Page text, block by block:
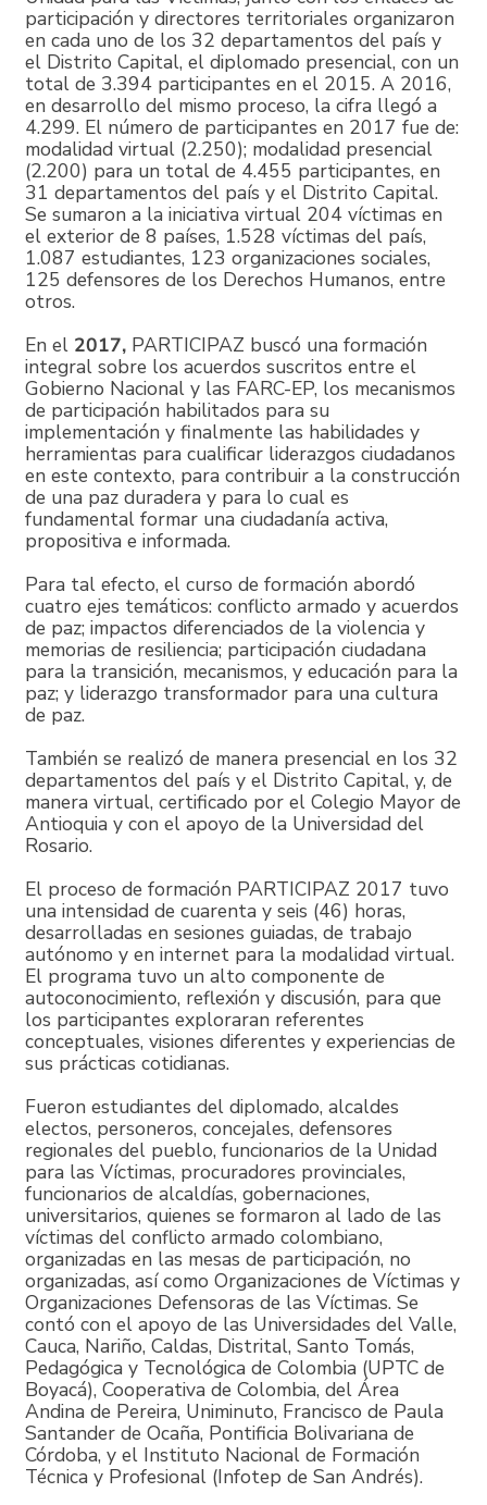
participación y directores territoriales organizaron
en cada uno de los 32 departamentos del país y
el Distrito Capital, el diplomado presencial, con un
total de 3.394 participantes en el 2015. A 2016,
en desarrollo del mismo proceso, la cifra llegó a
4.299. El número de participantes en 2017 fue de:
modalidad virtual (2.250); modalidad presencial
(2.200) para un total de 4.455 participantes, en
31 departamentos del país y el Distrito Capital.
Se sumaron a la iniciativa virtual 204 víctimas en
el exterior de 8 países, 1.528 víctimas del país,
1.087 estudiantes, 123 organizaciones sociales,
125 defensores de los Derechos Humanos, entre
otros.
En el 2017, PARTICIPAZ buscó una formación
integral sobre los acuerdos suscritos entre el
Gobierno Nacional y las FARC-EP, los mecanismos
de participación habilitados para su
implementación y finalmente las habilidades y
herramientas para cualificar liderazgos ciudadanos
en este contexto, para contribuir a la construcción
de una paz duradera y para lo cual es
fundamental formar una ciudadanía activa,
propositiva e informada.
Para tal efecto, el curso de formación abordó
cuatro ejes temáticos: conflicto armado y acuerdos
de paz; impactos diferenciados de la violencia y
memorias de resiliencia; participación ciudadana
para la transición, mecanismos, y educación para la
paz; y liderazgo transformador para una cultura
de paz.
También se realizó de manera presencial en los 32
departamentos del país y el Distrito Capital, y, de
manera virtual, certificado por el Colegio Mayor de
Antioquia y con el apoyo de la Universidad del
Rosario.
El proceso de formación PARTICIPAZ 2017 tuvo
una intensidad de cuarenta y seis (46) horas,
desarrolladas en sesiones guiadas, de trabajo
autónomo y en internet para la modalidad virtual.
El programa tuvo un alto componente de
autoconocimiento, reflexión y discusión, para que
los participantes exploraran referentes
conceptuales, visiones diferentes y experiencias de
sus prácticas cotidianas.
Fueron estudiantes del diplomado, alcaldes
electos, personeros, concejales, defensores
regionales del pueblo, funcionarios de la Unidad
para las Víctimas, procuradores provinciales,
funcionarios de alcaldías, gobernaciones,
universitarios, quienes se formaron al lado de las
víctimas del conflicto armado colombiano,
organizadas en las mesas de participación, no
organizadas, así como Organizaciones de Víctimas y
Organizaciones Defensoras de las Víctimas. Se
contó con el apoyo de las Universidades del Valle,
Cauca, Nariño, Caldas, Distrital, Santo Tomás,
Pedagógica y Tecnológica de Colombia (UPTC de
Boyacá), Cooperativa de Colombia, del Área
Andina de Pereira, Uniminuto, Francisco de Paula
Santander de Ocaña, Pontificia Bolivariana de
Córdoba, y el Instituto Nacional de Formación
Técnica y Profesional (Infotep de San Andrés).